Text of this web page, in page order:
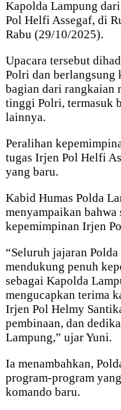
Kapolda Lampung
Pol Helfi Assegaf, di
Rabu (29/10/2025).
Upacara tersebut
Polri dan berlangsung
bagian dari rangkaian
tinggi Polri, termasuk
lainnya.
Peralihan
tugas Irjen Pol Helfi
yang baru.
Kabid Humas Polda
menyampaikan
kepemimpinan Irjen
“Seluruh jajaran
mendukung penuh
sebagai Kapolda
mengucapkan terima
Irjen Pol Helmy
pembinaan, dan
Lampung,” ujar Yuni.
Ia menambahkan,
program-program
komando baru.